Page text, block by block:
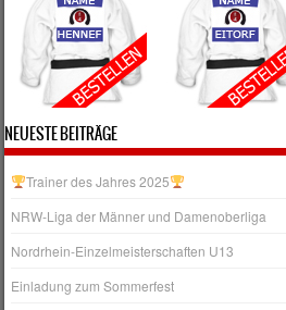
NEUESTE BEITRÄGE
Trainer des Jahres 2025
NRW‑Liga der Männer und Damenoberliga
Nordrhein-Einzelmeisterschaften U13
Einladung zum Sommerfest